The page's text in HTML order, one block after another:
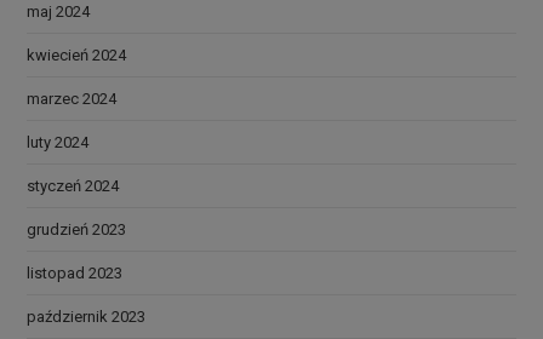
maj 2024
kwiecień 2024
marzec 2024
luty 2024
styczeń 2024
grudzień 2023
listopad 2023
październik 2023